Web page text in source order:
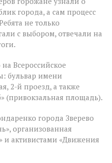
города, а сам процесс
не только
с выбором, отвечали на
Всероссийское
бульвар имени
2-й проезд, а также
(привокзальная площадь).
города Зверево
организованная
и активистами «Движения